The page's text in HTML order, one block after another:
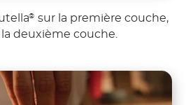
® sur la première couche,
deuxième couche.